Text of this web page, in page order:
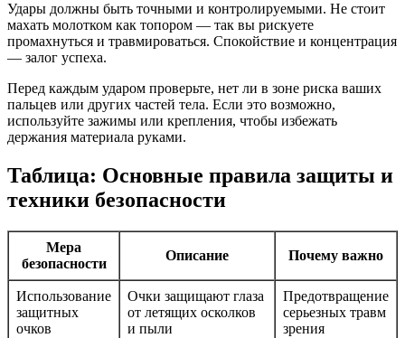
Удары должны быть точными и контролируемыми. Не стоит
махать молотком как топором — так вы рискуете
промахнуться и травмироваться. Спокойствие и концентрация
— залог успеха.
Перед каждым ударом проверьте, нет ли в зоне риска ваших
пальцев или других частей тела. Если это возможно,
используйте зажимы или крепления, чтобы избежать
держания материала руками.
Таблица: Основные правила защиты и
техники безопасности
Мера
безопасности
Описание Почему важно
Использование
защитных
очков
Очки защищают глаза
от летящих осколков
и пыли
Предотвращение
серьезных травм
зрения